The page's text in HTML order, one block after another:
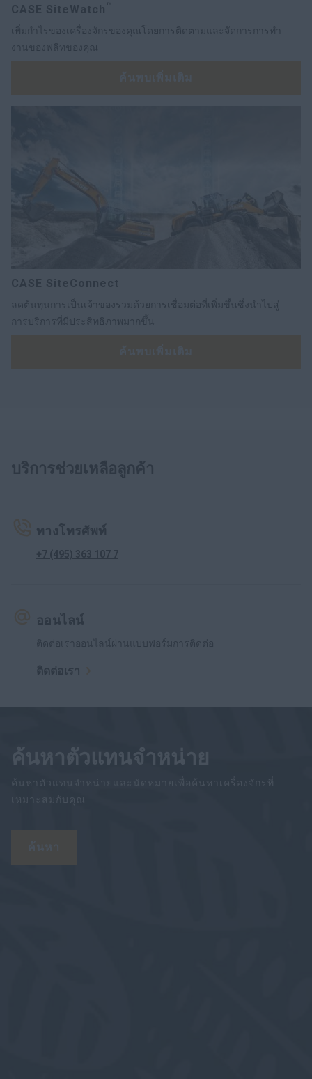
CASE SiteWatch
เพิ่มกำไรของเครื่องจักรของคุณโดยการติดตามและจัดการการทำ
งานของฟลีทของคุณ
CASE SiteConnect
ลดต้นทุนการเป็นเจ้าของรวมด้วยการเชื่อมต่อที่เพิ่มขึ้นซึ่งนำไปสู่
การบริการที่มีประสิทธิภาพมากขึ้น
บริการช่วยเหลือลูกค้า
ทางโทรศัพท์
+7 (495) 363 107 7
ออนไลน์
ติดต่อเราออนไลน์ผ่านแบบฟอร์มการติดต่อ
ติดต่อเรา
ค้นหาตัวแทนจำหน่าย
ค้นหาตัวแทนจำหน่ายและนัดหมายเพื่อค้นหาเครื่องจักรที่
เหมาะสมกับคุณ